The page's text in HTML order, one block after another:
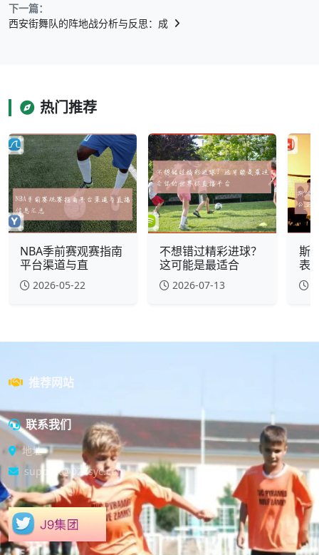
下一篇：
西安街舞队的阵地战分析与反思：成
热门推荐
NBA季前赛观赛指南
平台渠道与直
2026-05-22
不想错过精彩进球？
这可能是最适合
2026-07-13
斯
表
推荐网站
联系我们
地址
support@027syc.com